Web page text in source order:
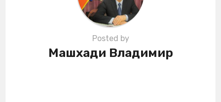
Posted by
Машхади Владимир